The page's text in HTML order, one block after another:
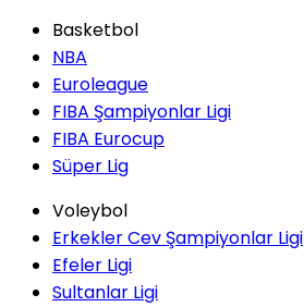
Basketbol
NBA
Euroleague
FIBA Şampiyonlar Ligi
FIBA Eurocup
Süper Lig
Voleybol
Erkekler Cev Şampiyonlar Ligi
Efeler Ligi
Sultanlar Ligi